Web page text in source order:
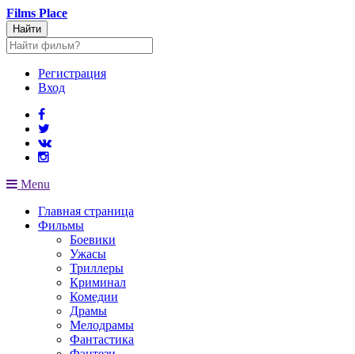
Films Place
Найти
Регистрация
Вход
Menu
Главная страница
Фильмы
Боевики
Ужасы
Триллеры
Криминал
Комедии
Драмы
Мелодрамы
Фантастика